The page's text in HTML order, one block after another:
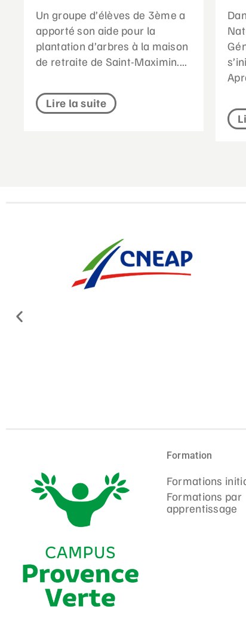
Un groupe d’élèves de 3ème a
apporté son aide pour la
plantation d’arbres à la maison
de retraite de Saint-Maximin....
Lire la suite
Formation
Formations
Formations par
apprentissage